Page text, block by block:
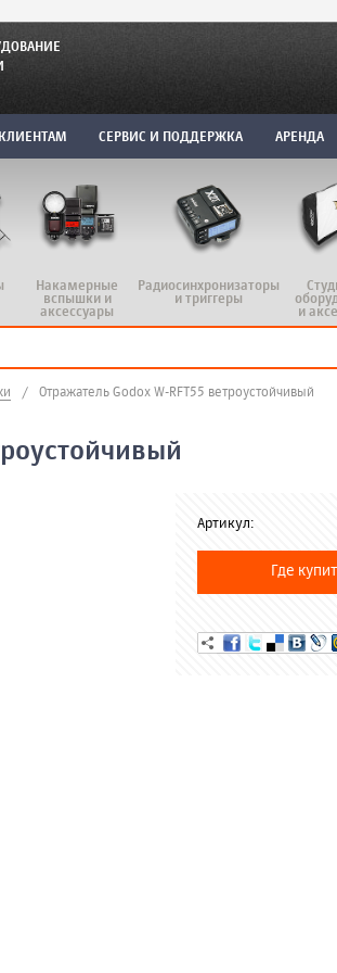
СЕРВИС И ПОДДЕРЖКА АРЕНДА
Накамерные
вспышки и
аксессуары
Радиосинхронизаторы
и триггеры
и
/ Отражатель Godox W-RFT55 ветроустойчивый
Артикул:
Где